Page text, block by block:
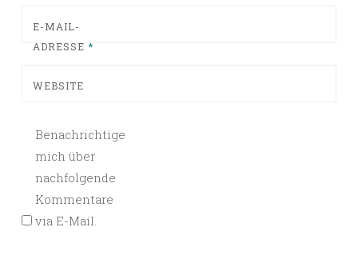
E-MAIL-
ADRESSE *
WEBSITE
Benachrichtige
mich über
nachfolgende
Kommentare
via E-Mail.